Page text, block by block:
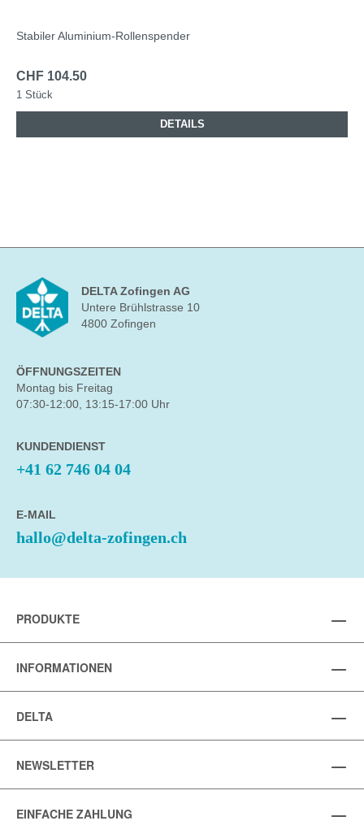
Stabiler Aluminium-Rollenspender
CHF 104.50
1 Stück
DETAILS
DELTA Zofingen AG
Untere Brühlstrasse 10
4800 Zofingen
ÖFFNUNGSZEITEN
Montag bis Freitag
07:30-12:00, 13:15-17:00 Uhr
KUNDENDIENST
+41 62 746 04 04
E-MAIL
hallo@delta-zofingen.ch
PRODUKTE
INFORMATIONEN
DELTA
NEWSLETTER
EINFACHE ZAHLUNG